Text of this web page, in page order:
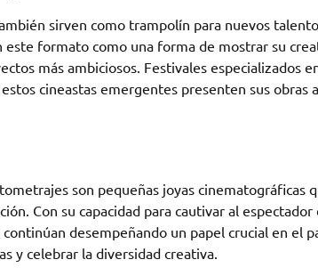
sirven como trampolín para nuevos
formato como una forma de mostrar su
más ambiciosos. Festivales especializados
cineastas emergentes presenten sus
son pequeñas joyas cinematográficas
Con su capacidad para cautivar al
desempeñando un papel crucial en el
y celebrar la diversidad creativa.